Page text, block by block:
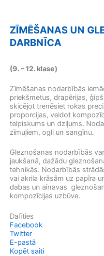
ZĪMĒŠANAS UN
DARBNĪCA
(9. – 12. klase)
Zīmēšanas nodarbībās
priekšmetus, drapērijas,
skicējot trenēsiet rokas
proporcijas, veidot
telpiskums un dziļums.
zīmuļiem, ogli un sangīnu.
Gleznošanas nodarbībās
jaukšanā, dažādu
tehnikās. Nodarbībās
vai akrila krāsām uz papīra
dabas un ainavas
kompozīcijas uzbūve.
Dalīties
Facebook
Twitter
E-pastā
Kopēt saiti